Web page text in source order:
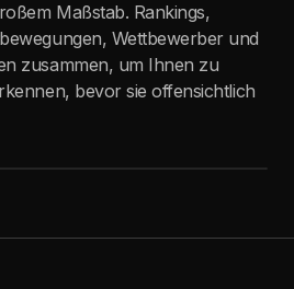
Maßstab. Rankings,
Wettbewerber und
zusammen, um Ihnen zu
bevor sie offensichtlich